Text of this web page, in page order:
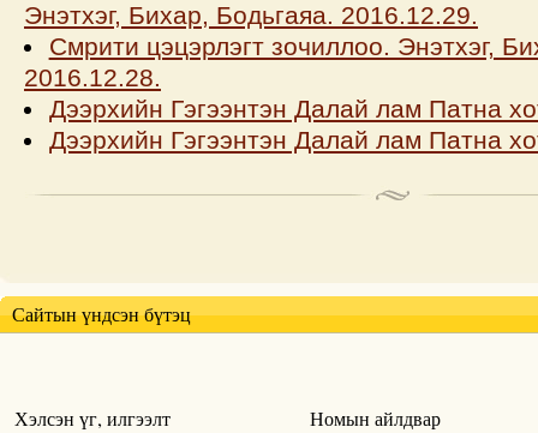
Энэтхэг, Бихар, Бодьгаяа. 2016.12.29.
Смрити цэцэрлэгт зочиллоо. Энэтхэг,
2016.12.28.
Дээрхийн Гэгээнтэн Далай лам Патна
Дээрхийн Гэгээнтэн Далай лам Патна
Сайтын үндсэн бүтэц
Хэлсэн үг, илгээлт Номын айлдвар